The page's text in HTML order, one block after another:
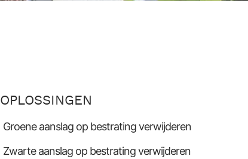
OPLOSSINGEN
Groene aanslag op bestrating verwijderen
Zwarte aanslag op bestrating verwijderen